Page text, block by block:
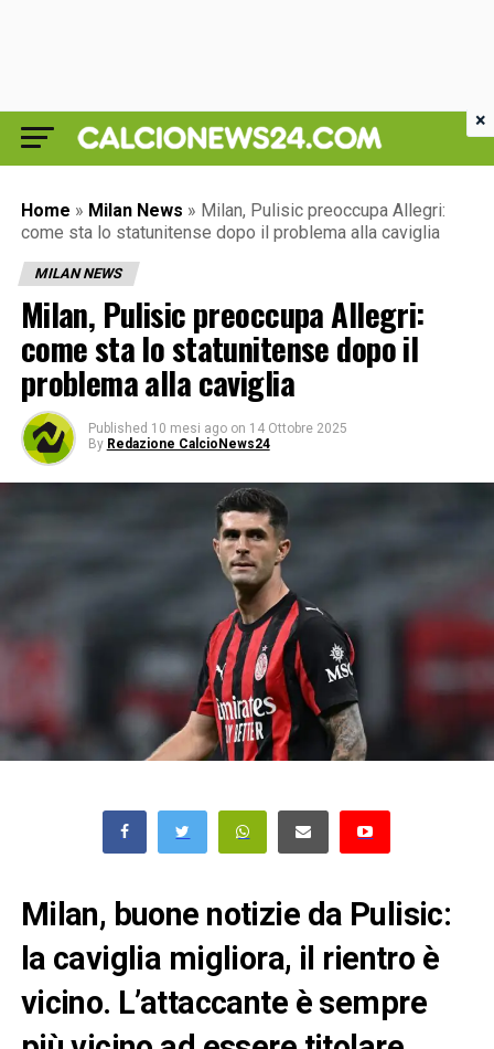
Home » Milan News » Milan, Pulisic preoccupa Allegri:
come sta lo statunitense dopo il problema alla caviglia
MILAN NEWS
Milan, Pulisic preoccupa Allegri:
come sta lo statunitense dopo il
problema alla caviglia
Published 10 mesi ago on 14 Ottobre 2025
By Redazione CalcioNews24
Milan, buone notizie da Pulisic:
la caviglia migliora, il rientro è
vicino. L’attaccante è sempre
×